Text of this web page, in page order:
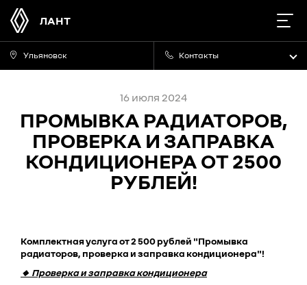
ЛАНТ
Ульяновск Контакты
16 июля 2024
ПРОМЫВКА РАДИАТОРОВ,
ПРОВЕРКА И ЗАПРАВКА
КОНДИЦИОНЕРА ОТ 2500
РУБЛЕЙ!
Комплектная услуга от 2 500 рублей "Промывка
радиаторов, проверка и заправка кондиционера"!
🔸 Проверка и заправка кондиционера